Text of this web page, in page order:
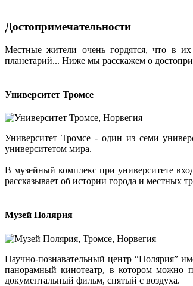
Достопримечательности
Местные жители очень гордятся, что в
планетарий... Ниже мы расскажем о
Университет Тромсе
Университет Тромсе - один из семи
университетом мира.
В музейный комплекс при университете
рассказывает об истории города и местных
Музей Полярия
Научно-познавательный центр “Полярия”
панорамный кинотеатр, в котором можно
документальный фильм, снятый с воздуха.